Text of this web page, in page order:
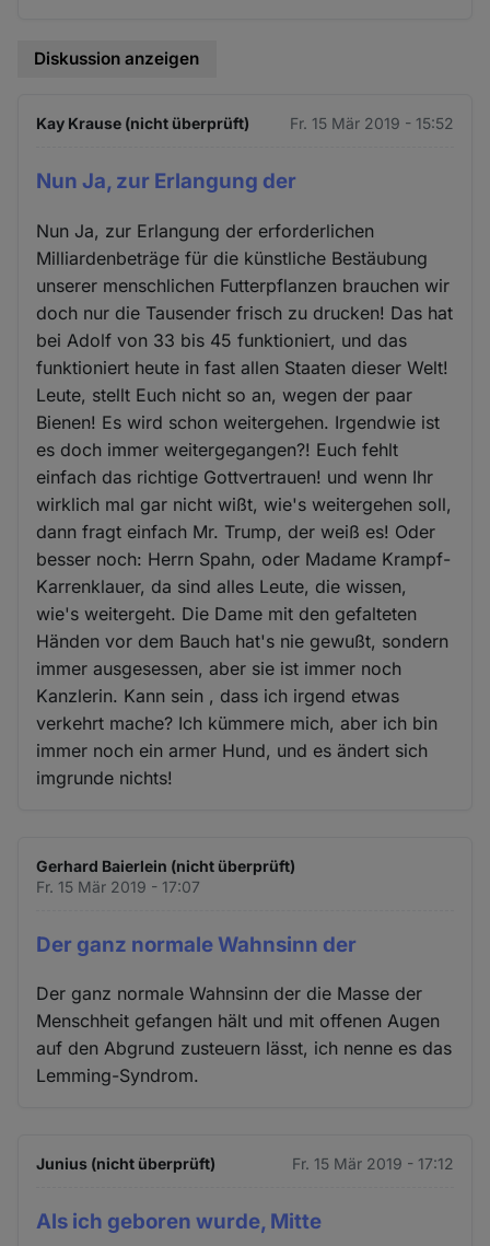
Diskussion anzeigen
Kay Krause (nicht überprüft) Fr. 15 Mär 2019 - 15:52
Nun Ja, zur Erlangung der
Nun Ja, zur Erlangung der erforderlichen
Milliardenbeträge für die künstliche Bestäubung
unserer menschlichen Futterpflanzen brauchen wir
doch nur die Tausender frisch zu drucken! Das hat
bei Adolf von 33 bis 45 funktioniert, und das
funktioniert heute in fast allen Staaten dieser Welt!
Leute, stellt Euch nicht so an, wegen der paar
Bienen! Es wird schon weitergehen. Irgendwie ist
es doch immer weitergegangen?! Euch fehlt
einfach das richtige Gottvertrauen! und wenn Ihr
wirklich mal gar nicht wißt, wie's weitergehen soll,
dann fragt einfach Mr. Trump, der weiß es! Oder
besser noch: Herrn Spahn, oder Madame Krampf-
Karrenklauer, da sind alles Leute, die wissen,
wie's weitergeht. Die Dame mit den gefalteten
Händen vor dem Bauch hat's nie gewußt, sondern
immer ausgesessen, aber sie ist immer noch
Kanzlerin. Kann sein , dass ich irgend etwas
verkehrt mache? Ich kümmere mich, aber ich bin
immer noch ein armer Hund, und es ändert sich
imgrunde nichts!
Gerhard Baierlein (nicht überprüft)
Fr. 15 Mär 2019 - 17:07
Der ganz normale Wahnsinn der
Der ganz normale Wahnsinn der die Masse der
Menschheit gefangen hält und mit offenen Augen
auf den Abgrund zusteuern lässt, ich nenne es das
Lemming-Syndrom.
Junius (nicht überprüft) Fr. 15 Mär 2019 - 17:12
Als ich geboren wurde, Mitte